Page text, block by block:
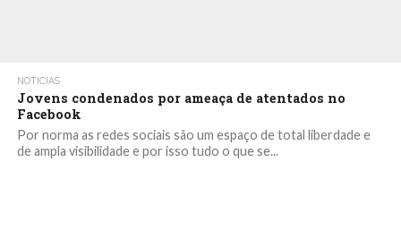
NOTICIAS
Jovens condenados por ameaça de atentados no
Facebook
Por norma as redes sociais são um espaço de total liberdade e
de ampla visibilidade e por isso tudo o que se...